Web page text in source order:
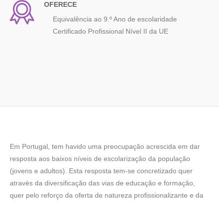
OFERECE
Equivalência ao 9.º Ano de escolaridade
Certificado Profissional Nível II da UE
Em Portugal, tem havido uma preocupaçăo acrescida em dar
resposta aos baixos níveis de escolarizaçăo da populaçăo
(jovens e adultos). Esta resposta tem-se concretizado quer
através da diversificaçăo das vias de educaçăo e formaçăo,
quer pelo reforço da oferta de natureza profissionalizante e da